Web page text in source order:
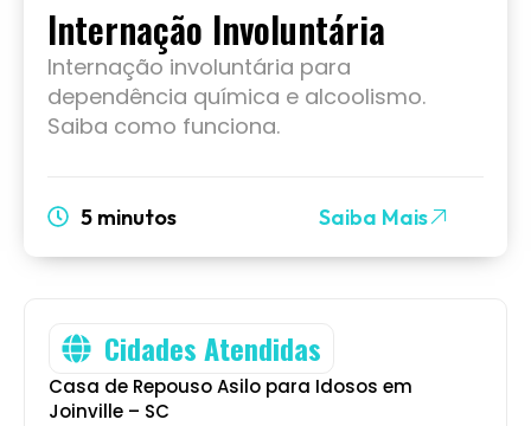
Cidades Atendidas
Casa de Repouso Asilo para Idosos em
Joinville – SC
Internação Involuntária
Internação involuntária para
dependência química e alcoolismo.
Saiba como funciona.
5 minutos Saiba Mais